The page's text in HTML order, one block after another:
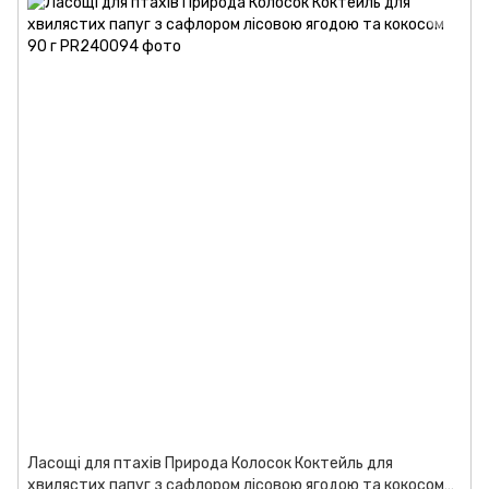
Ласощі для птахів Природа Колосок Коктейль для
хвилястих папуг з сафлором лісовою ягодою та кокосом